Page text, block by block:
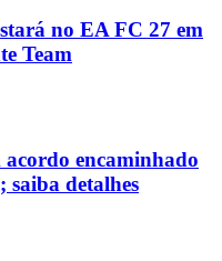
no EA FC 27 em
Team
encaminhado
detalhes